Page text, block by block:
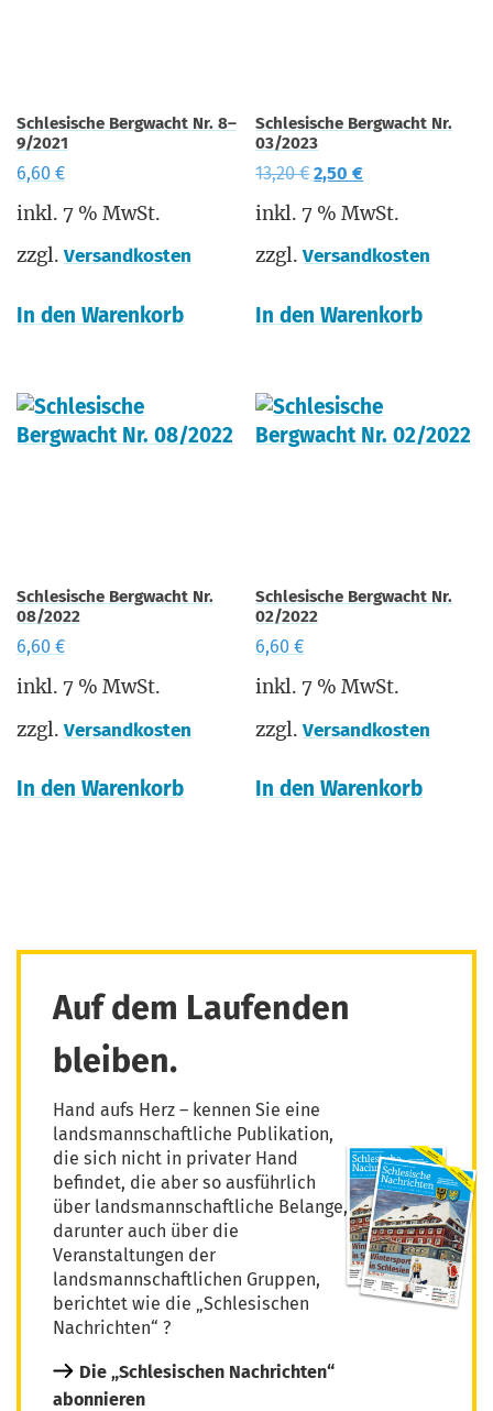
Schlesische Bergwacht Nr. 8–
9/2021
6,60 €
inkl. 7 % MwSt.
zzgl. Versandkosten
In den Warenkorb
Schlesische Bergwacht Nr.
03/2023
13,20€ 2,50€
inkl. 7 % MwSt.
zzgl.Versandkosten
In den Warenkorb
Schlesische Bergwacht Nr.
08/2022
6,60 €
inkl. 7 % MwSt.
zzgl. Versandkosten
In den Warenkorb
Schlesische Bergwacht Nr.
02/2022
6,60€
inkl. 7 % MwSt.
zzgl.Versandkosten
In den Warenkorb
Auf dem Laufenden
bleiben.
Hand aufs Herz – kennen Sie eine
landsmannschaftliche Publikation,
die sich nicht in privater Hand
befindet, die aber so ausführlich
über landsmannschaftliche Belange,
darunter auch über die
Veranstaltungen der
landsmannschaftlichen Gruppen,
berichtet wie die „Schlesischen
Nachrichten“ ?
Die „Schlesischen Nachrichten“
abonnieren